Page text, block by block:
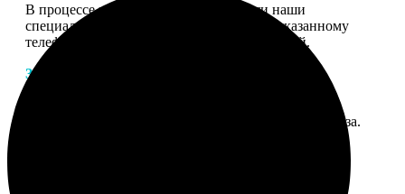
В процессе подготовки заказа к печати наши
специалисты могут связаться с Вами по указанному
телефону или email для согласования деталей.
3. ИЗГОТОВЛЕНИЕ
получите подтверждение на email с описанием заказа.